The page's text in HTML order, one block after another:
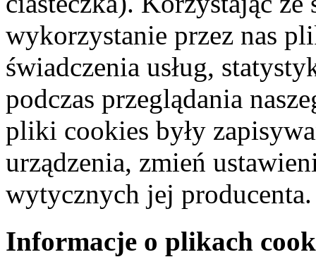
wykorzystanie przez nas
świadczenia usług,
podczas przeglądania
pliki cookies były
urządzenia, zmień
wytycznych jej producenta.
Informacje o plikach